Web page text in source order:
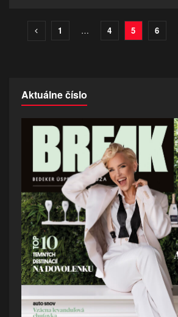
1 … 4 5 6
Aktuálne číslo